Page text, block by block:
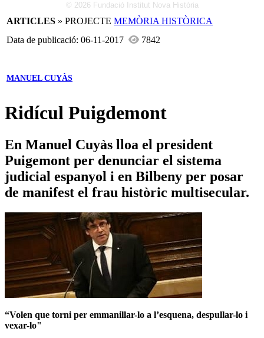
© 2026 Fundació Institut Nova Història
ARTICLES » PROJECTE MEMÒRIA HISTÒRICA
Data de publicació: 06-11-2017
7842
MANUEL CUYÀS
Ridícul Puigdemont
En Manuel Cuyàs lloa el president
Puigemont per denunciar el sistema
judicial espanyol i en Bilbeny per posar
de manifest el frau històric multisecular.
“Volen que torni per emmanillar-lo a l’esquena, despullar-lo i
vexar-lo"